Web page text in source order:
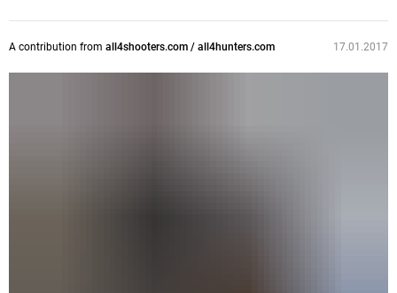
A contribution from all4shooters.com / all4hunters.com 17.01.2017